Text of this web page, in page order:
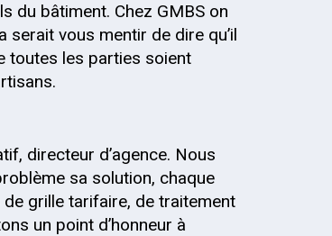
du bâtiment. Chez GMBS on
serait vous mentir de dire qu’il
toutes les parties soient
directeur d’agence. Nous
sa solution, chaque
grille tarifaire, de traitement
un point d’honneur à